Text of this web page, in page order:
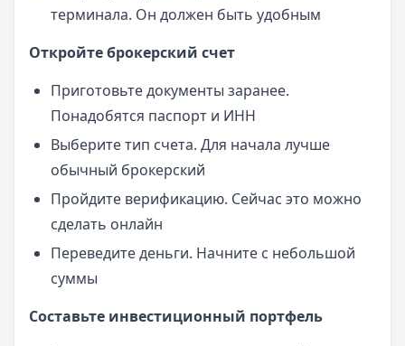
терминала. Он должен быть удобным
Откройте брокерский счет
Приготовьте документы заранее.
Понадобятся паспорт и ИНН
Выберите тип счета. Для начала лучше
обычный брокерский
Пройдите верификацию. Сейчас это можно
сделать онлайн
Переведите деньги. Начните с небольшой
суммы
Составьте инвестиционный портфель